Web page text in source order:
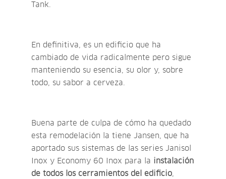
Tank.
En definitiva, es un edificio que ha
cambiado de vida radicalmente pero sigue
manteniendo su esencia, su olor y, sobre
todo, su sabor a cerveza.
Buena parte de culpa de cómo ha quedado
esta remodelación la tiene Jansen, que ha
aportado sus sistemas de las series Janisol
Inox y Economy 60 Inox para la instalación
de todos los cerramientos del edificio